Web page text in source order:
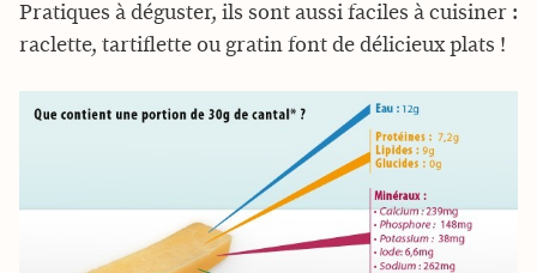
Pratiques à déguster, ils sont aussi faciles à cuisiner :
raclette, tartiflette ou gratin font de délicieux plats !